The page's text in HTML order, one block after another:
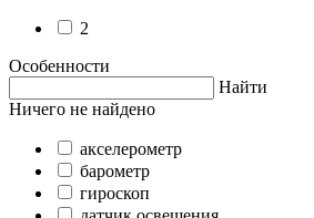
2
Особенности
Найти
Ничего не найдено
акселерометр
барометр
гироскоп